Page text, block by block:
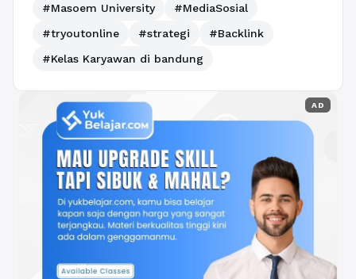
#Masoem University
#MediaSosial
#tryoutonline
#strategi
#Backlink
#Kelas Karyawan di bandung
AD